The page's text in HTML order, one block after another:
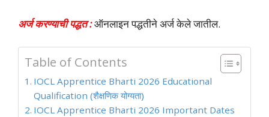
अर्ज करण्याची पद्धत :ऑनलाइन पद्धतीने अर्ज केले जातील.
Table of Contents
IOCL Apprentice Bharti 2026 Educational
Qualification (शैक्षणिक योग्यता)
IOCL Apprentice Bharti 2026 Important Dates